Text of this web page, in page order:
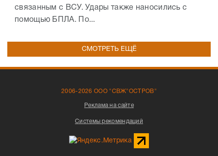
связанным с ВСУ. Удары также наносились с
помощью БПЛА. По...
СМОТРЕТЬ ЕЩЁ
2006-2026 ООО "СВЖ"ОСТРОВ"
Реклама на сайте
Системы рекомендаций